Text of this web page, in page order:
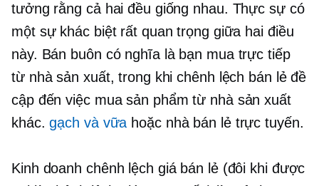
tưởng rằng cả hai đều giống nhau. Thực sự có
một sự khác biệt rất quan trọng giữa hai điều
này. Bán buôn có nghĩa là bạn mua trực tiếp
từ nhà sản xuất, trong khi chênh lệch bán lẻ đề
cập đến việc mua sản phẩm từ nhà sản xuất
khác.gạch và vữa hoặc nhà bán lẻ trực tuyến.
Kinh doanh chênh lệch giá bán lẻ (đôi khi được